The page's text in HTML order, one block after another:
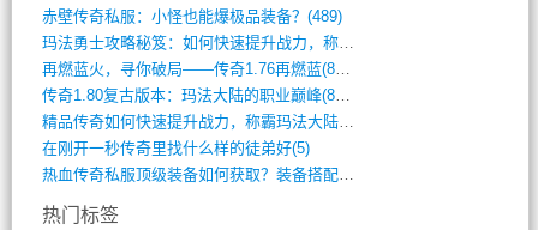
赤壁传奇私服：小怪也能爆极品装备？(489)
玛法勇士攻略秘笈：如何快速提升战力，称霸(717)
再燃蓝火，寻你破局——传奇1.76再燃蓝(893)
传奇1.80复古版本：玛法大陆的职业巅峰(873)
精品传奇如何快速提升战力，称霸玛法大陆？(392)
在刚开一秒传奇里找什么样的徒弟好(5)
热血传奇私服顶级装备如何获取？装备搭配与(688)
热门标签